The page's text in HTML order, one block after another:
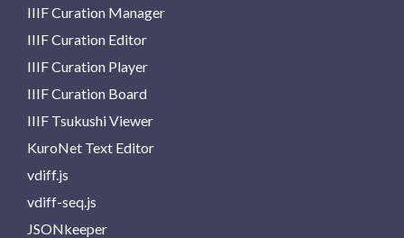
IIIF Curation Manager
IIIF Curation Editor
IIIF Curation Player
IIIF Curation Board
IIIF Tsukushi Viewer
KuroNet Text Editor
vdiff.js
vdiff-seq.js
JSONkeeper